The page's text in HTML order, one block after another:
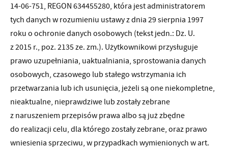
14-06-751, REGON 634455280, która jest administratorem
tych danych w rozumieniu ustawy z dnia 29 sierpnia 1997
roku o ochronie danych osobowych (tekst jedn.: Dz. U.
z 2015 r., poz. 2135 ze. zm.). Użytkownikowi przysługuje
prawo uzupełniania, uaktualniania, sprostowania danych
osobowych, czasowego lub stałego wstrzymania ich
przetwarzania lub ich usunięcia, jeżeli są one niekompletne,
nieaktualne, nieprawdziwe lub zostały zebrane
z naruszeniem przepisów prawa albo są już zbędne
do realizacji celu, dla którego zostały zebrane, oraz prawo
wniesienia sprzeciwu, w przypadkach wymienionych w art.